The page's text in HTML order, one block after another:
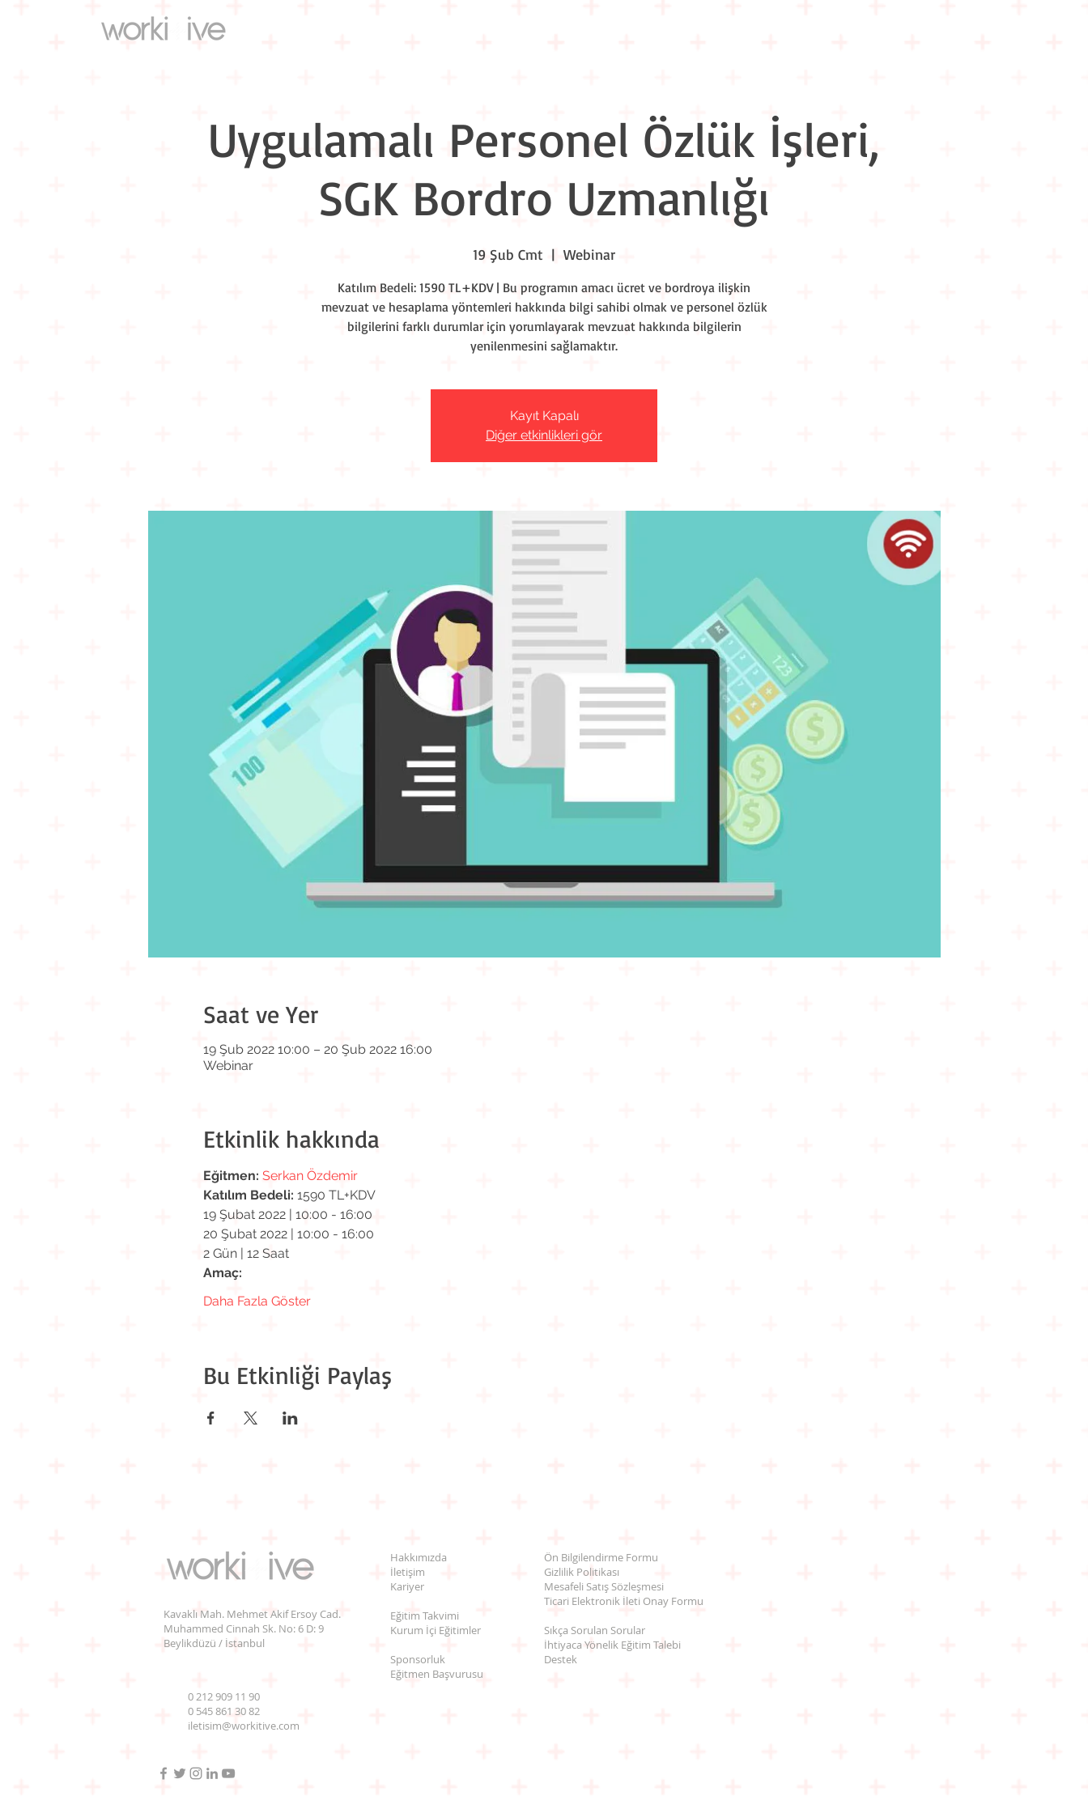
Uygulamalı Personel Özlük İşleri,
SGK Bordro Uzmanlığı
19 Şub Cmt
  |
Webinar
Katılım Bedeli: 1590 TL+KDV | Bu programın amacı ücret ve bordroya ilişkin
mevzuat ve hesaplama yöntemleri hakkında bilgi sahibi olmak ve personel özlük
bilgilerini farklı durumlar için yorumlayarak mevzuat hakkında bilgilerin
yenilenmesini sağlamaktır.
Kayıt Kapalı
Diğer etkinlikleri gör
Saat ve Yer
19 Şub 2022 10:00 – 20 Şub 2022 16:00
Webinar
Etkinlik hakkında
Eğitmen: Serkan Özdemir
Katılım Bedeli: 1590 TL+KDV
19 Şubat 2022 | 10:00 - 16:00
20 Şubat 2022 | 10:00 - 16:00
2 Gün | 12 Saat
Amaç:
Daha Fazla Göster
Bu Etkinliği Paylaş
Kavaklı Mah. Mehmet Akif Ersoy Cad.
Muhammed Cinnah Sk. No: 6 D: 9
Beylikdüzü / İstanbul
0 212 909 11 90
0 545 861 30 82
iletisim@workitive.com
Hakkımızda
İletişim
Kariyer
Eğitim Takvimi
Kurum İçi Eğitimler
Sponsorluk
Eğitmen Başvurusu
Ön Bilgilendirme Formu
Gizlilik Politikası
Mesafeli Satış Sözleşmesi
Ticari Elektronik İleti Onay Formu
Sıkça Sorulan Sorular
İhtiyaca Yönelik Eğitim Talebi
Destek